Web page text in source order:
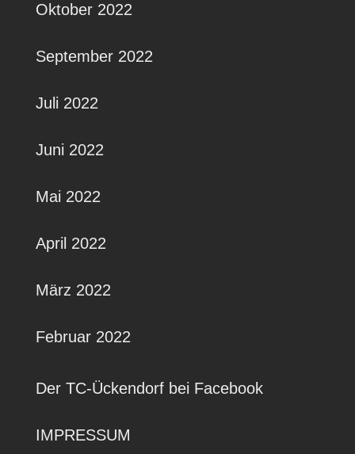
Oktober 2022
September 2022
Juli 2022
Juni 2022
Mai 2022
April 2022
März 2022
Februar 2022
Der TC-Ückendorf bei Facebook
IMPRESSUM